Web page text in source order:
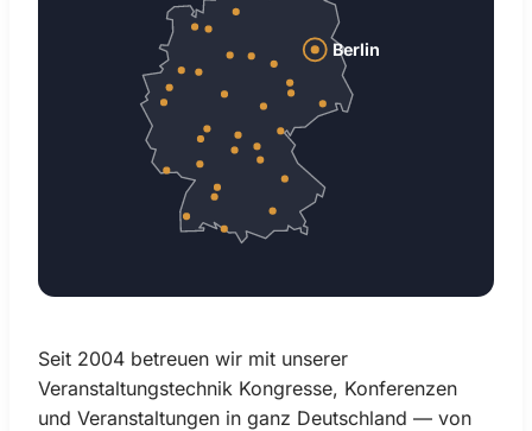
Berlin
Seit 2004 betreuen wir mit unserer
Veranstaltungstechnik Kongresse, Konferenzen
und Veranstaltungen in ganz Deutschland — von